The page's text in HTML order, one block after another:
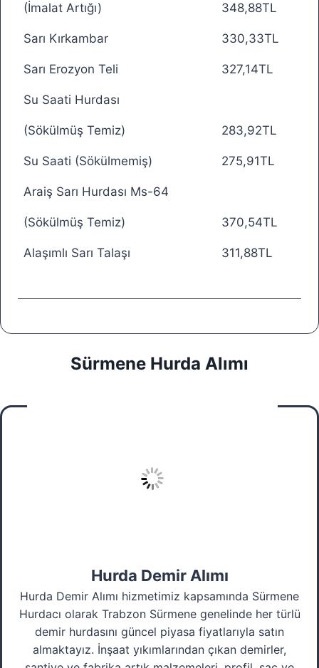
(İmalat Artığı) 348,88TL
Sarı Kırkambar 330,33TL
Sarı Erozyon Teli 327,14TL
Su Saati Hurdası
(Sökülmüş Temiz) 283,92TL
Su Saati (Sökülmemiş) 275,91TL
Araiş Sarı Hurdası Ms-64
(Sökülmüş Temiz) 370,54TL
Alaşımlı Sarı Talaşı 311,88TL
Sürmene Hurda Alımı
Hurda Demir Alımı
Hurda Demir Alımı hizmetimiz kapsamında Sürmene
Hurdacı olarak Trabzon Sürmene genelinde her türlü
demir hurdasını güncel piyasa fiyatlarıyla satın
almaktayız. İnşaat yıkımlarından çıkan demirler,